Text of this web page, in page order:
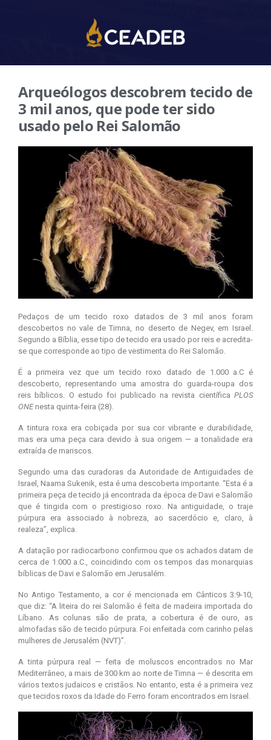
Arqueólogos descobrem tecido de
3 mil anos, que pode ter sido
usado pelo Rei Salomão
Pedaços de um tecido roxo datados de 3 mil anos foram
descobertos no vale de Timna, no deserto de Negev, em Israel.
Segundo a Bíblia, esse tipo de tecido era usado por reis e acredita-
se que corresponde ao tipo de vestimenta do Rei Salomão.
É a primeira vez que um tecido roxo datado de 1.000 a.C é
descoberto, representando uma amostra do guarda-roupa dos
reis bíblicos. O estudo foi publicado na revista científica PLOS
ONEnesta quinta-feira (28).
A tintura roxa era cobiçada por sua cor vibrante e durabilidade,
mas era uma peça cara devido à sua origem — a tonalidade era
extraída de mariscos.
Segundo uma das curadoras da Autoridade de Antiguidades de
Israel, Naama Sukenik, esta é uma descoberta importante. “Esta é a
primeira peça de tecido já encontrada da época de Davi e Salomão
que é tingida com o prestigioso roxo. Na antiguidade, o traje
púrpura era associado à nobreza, ao sacerdócio e, claro, à
realeza”, explica.
A datação por radiocarbono confirmou que os achados datam de
cerca de 1.000 a.C., coincidindo com os tempos das monarquias
bíblicas de Davi e Salomão em Jerusalém.
No Antigo Testamento, a cor é mencionada em Cânticos 3:9-10,
que diz: “A liteira do rei Salomão é feita de madeira importada do
Líbano. As colunas são de prata, a cobertura é de ouro, as
almofadas são de tecido púrpura. Foi enfeitada com carinho pelas
mulheres de Jerusalém (NVT)”.
A tinta púrpura real — feita de moluscos encontrados no Mar
Mediterrâneo, a mais de 300 km ao norte de Timna — é descrita em
vários textos judaicos e cristãos. No entanto, esta é a primeira vez
que tecidos roxos da Idade do Ferro foram encontrados em Israel.